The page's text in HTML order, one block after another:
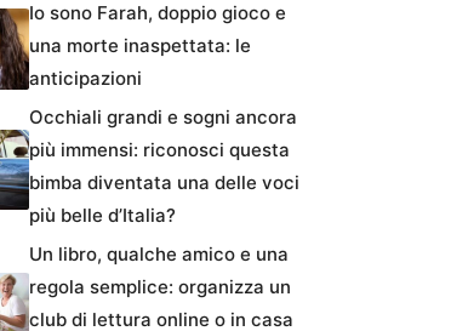
Io sono Farah, doppio gioco e
una morte inaspettata: le
anticipazioni
Occhiali grandi e sogni ancora
più immensi: riconosci questa
bimba diventata una delle voci
più belle d’Italia?
Un libro, qualche amico e una
regola semplice: organizza un
club di lettura online o in casa